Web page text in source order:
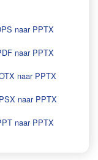
naar PPTX
naar PPTX
naar PPTX
naar PPTX
naar PPTX